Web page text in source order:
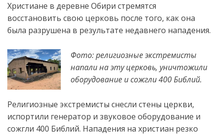
Христиане в деревне Обири стремятся
восстановить свою церковь после того, как она
была разрушена в результате недавнего нападения.
Фото: религиозные экстремисты
напали на эту церковь, уничтожили
оборудование и сожгли 400 Библий.
Религиозные экстремисты снесли стены церкви,
испортили генератор и звуковое оборудование и
сожгли 400 Библий. Нападения на христиан резко